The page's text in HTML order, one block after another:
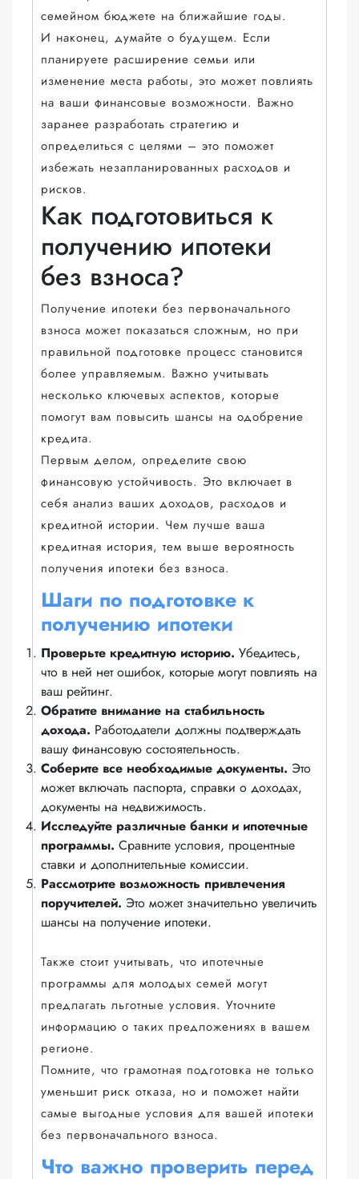
семейном бюджете на ближайшие годы.
И наконец, думайте о будущем. Если
планируете расширение семьи или
изменение места работы, это может повлиять
на ваши финансовые возможности. Важно
заранее разработать стратегию и
определиться с целями – это поможет
избежать незапланированных расходов и
рисков.
Как подготовиться к
получению ипотеки
без взноса?
Получение ипотеки без первоначального
взноса может показаться сложным, но при
правильной подготовке процесс становится
более управляемым. Важно учитывать
несколько ключевых аспектов, которые
помогут вам повысить шансы на одобрение
кредита.
Первым делом, определите свою
финансовую устойчивость. Это включает в
себя анализ ваших доходов, расходов и
кредитной истории. Чем лучше ваша
кредитная история, тем выше вероятность
получения ипотеки без взноса.
Шаги по подготовке к
получению ипотеки
Проверьте кредитную историю. Убедитесь,
что в ней нет ошибок, которые могут повлиять на
ваш рейтинг.
Обратите внимание на стабильность
дохода. Работодатели должны подтверждать
вашу финансовую состоятельность.
Соберите все необходимые документы. Это
может включать паспорта, справки о доходах,
документы на недвижимость.
Исследуйте различные банки и ипотечные
программы. Сравните условия, процентные
ставки и дополнительные комиссии.
Рассмотрите возможность привлечения
поручителей. Это может значительно увеличить
шансы на получение ипотеки.
Также стоит учитывать, что ипотечные
программы для молодых семей могут
предлагать льготные условия. Уточните
информацию о таких предложениях в вашем
регионе.
Помните, что грамотная подготовка не только
уменьшит риск отказа, но и поможет найти
самые выгодные условия для вашей ипотеки
без первоначального взноса.
Что важно проверить перед